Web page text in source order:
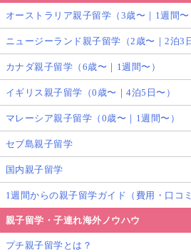
オーストラリア親子留学（3歳〜｜1週間〜
ニュージーランド親子留学（2歳〜｜2泊3
カナダ親子留学（6歳〜｜1週間〜）
イギリス親子留学（0歳〜｜4泊5日〜）
マレーシア親子留学（0歳〜｜1週間〜）
セブ島親子留学
国内親子留学
1週間からの親子留学ガイド（費用・口コミ
親子留学・子連れ海外ノウハウ
プチ親子留学とは？